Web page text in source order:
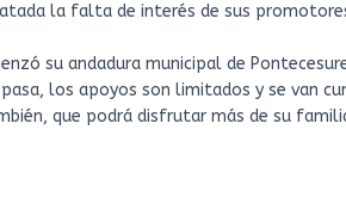
la falta de interés de sus
su andadura municipal de
los apoyos son limitados y se van
que podrá disfrutar más de su